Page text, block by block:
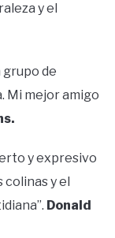
y el
grupo de
Mi mejor amigo
y expresivo
colinas y el
Donald